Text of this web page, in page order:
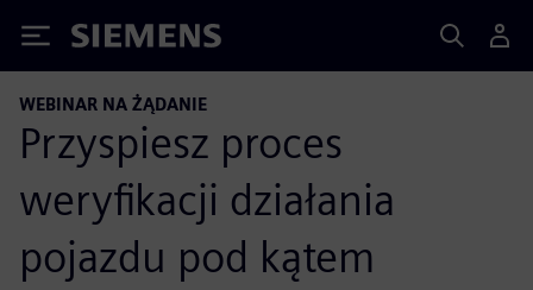
Siemens
WEBINAR NA ŻĄDANIE
Przyspiesz proces
weryfikacji działania
pojazdu pod kątem